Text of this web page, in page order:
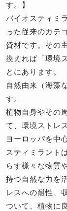
す。】
バイオスティミ
った従来のカテ
資材です。その
換えれば「環境
とにあります。
自然由来（海藻
す。
植物自身やその
て、環境ストレ
ヨーロッパを中
スティミラント
らす様々な物質
持つ自然な力を
レスへの耐性、
ついて、植物に